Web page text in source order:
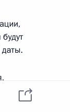
сайта
лицензии:
даты.